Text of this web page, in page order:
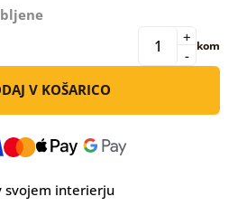
-
+ kom
V KOŠARICO
svojem interierju